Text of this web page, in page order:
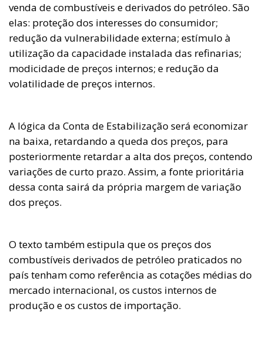
venda de combustíveis e derivados do petróleo. São
elas: proteção dos interesses do consumidor;
redução da vulnerabilidade externa; estímulo à
utilização da capacidade instalada das refinarias;
modicidade de preços internos; e redução da
volatilidade de preços internos.
A lógica da Conta de Estabilização será economizar
na baixa, retardando a queda dos preços, para
posteriormente retardar a alta dos preços, contendo
variações de curto prazo. Assim, a fonte prioritária
dessa conta sairá da própria margem de variação
dos preços.
O texto também estipula que os preços dos
combustíveis derivados de petróleo praticados no
país tenham como referência as cotações médias do
mercado internacional, os custos internos de
produção e os custos de importação.